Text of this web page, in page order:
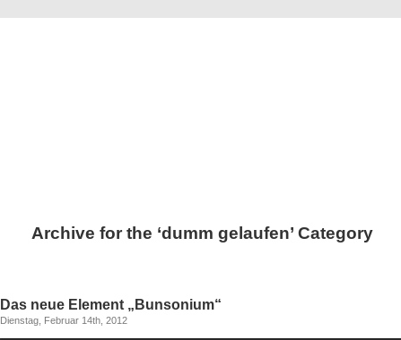
Archive for the ‘dumm gelaufen’ Category
Das neue Element „Bunsonium“
Dienstag, Februar 14th, 2012